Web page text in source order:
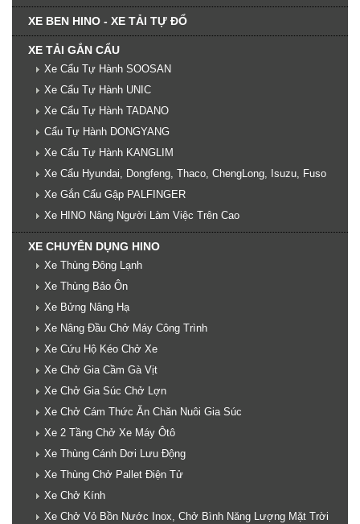
XE BEN HINO - XE TẢI TỰ ĐỔ
XE TẢI GẮN CẨU
Xe Cẩu Tự Hành SOOSAN
Xe Cẩu Tự Hành UNIC
Xe Cẩu Tự Hành TADANO
Cẩu Tự Hành DONGYANG
Xe Cẩu Tự Hành KANGLIM
Xe Cẩu Hyundai, Dongfeng, Thaco, ChengLong, Isuzu, Fuso
Xe Gắn Cẩu Gập PALFINGER
Xe HINO Nâng Người Làm Việc Trên Cao
XE CHUYÊN DỤNG HINO
Xe Thùng Đông Lạnh
Xe Thùng Bảo Ôn
Xe Bửng Nâng Hạ
Xe Nâng Đầu Chở Máy Công Trình
Xe Cứu Hộ Kéo Chở Xe
Xe Chở Gia Cầm Gà Vịt
Xe Chở Gia Súc Chở Lợn
Xe Chở Cám Thức Ăn Chăn Nuôi Gia Súc
Xe 2 Tầng Chở Xe Máy Ôtô
Xe Thùng Cánh Dơi Lưu Động
Xe Thùng Chở Pallet Điện Tử
Xe Chở Kính
Xe Chở Vỏ Bồn Nước Inox, Chở Bình Năng Lượng Mặt Trời